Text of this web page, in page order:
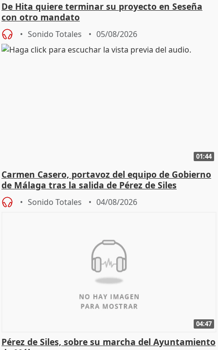
De Hita quiere terminar su proyecto en Seseña
con otro mandato
Sonido Totales 05/08/2026
01:44
Carmen Casero, portavoz del equipo de Gobierno
de Málaga tras la salida de Pérez de Siles
Sonido Totales 04/08/2026
04:47
Pérez de Siles, sobre su marcha del Ayuntamiento